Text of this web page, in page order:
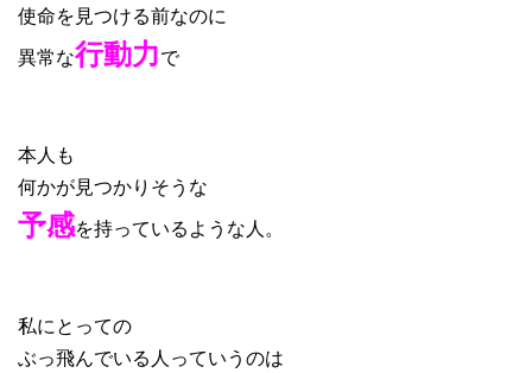
使命を見つける前なのに
異常な行動力で
本人も
何かが見つかりそうな
予感を持っているような人。
私にとっての
ぶっ飛んでいる人っていうのは